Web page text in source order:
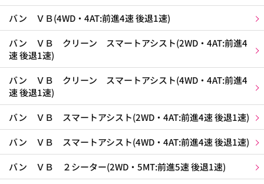
バン ＶＢ(4WD・4AT:前進4速 後退1速)
バン ＶＢ クリーン スマートアシスト(2WD・4AT:前進4
速 後退1速)
バン ＶＢ クリーン スマートアシスト(4WD・4AT:前進4
速 後退1速)
バン ＶＢ スマートアシスト(2WD・4AT:前進4速 後退1速)
バン ＶＢ スマートアシスト(4WD・4AT:前進4速 後退1速)
バン ＶＢ ２シーター(2WD・5MT:前進5速 後退1速)